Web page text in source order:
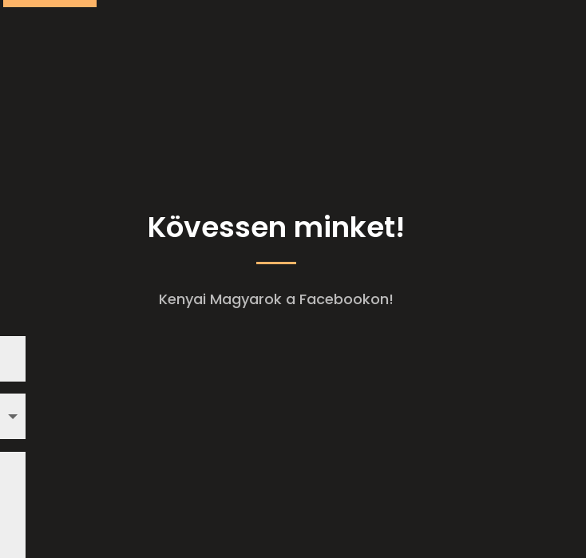
Kövessen minket!
Kenyai Magyarok a Facebookon!